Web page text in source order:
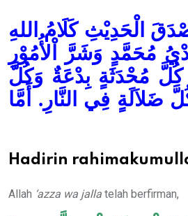
الْحَدِيْثِ كَلَامُ اللهِ
مُحَمَّدٍ وَشَرَّ اْلأُمُوْرِ
كُلَّ مُحْدَثَةٍ بِدْعَةٌ وَكُلَّ
ضَلاَلَةٍ فِي النَّارِ. أَمَّا
Hadirin
Allah ‘azza wa jalla telah berfirman,